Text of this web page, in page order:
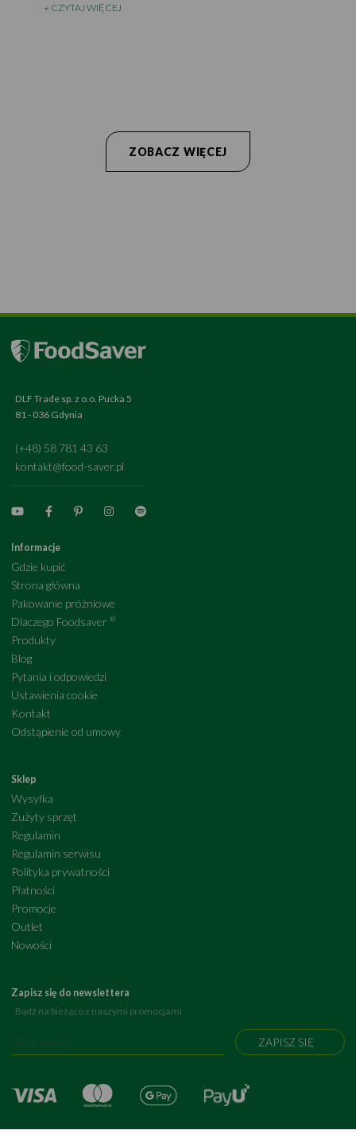
+ CZYTAJ WIĘCEJ
ZOBACZ WIĘCEJ
DLF Trade sp. z o.o. Pucka 5
81 - 036 Gdynia
(+48) 58 781 43 63
kontakt@food-saver.pl
Informacje
Gdzie kupić
Strona główna
Pakowanie próżniowe
Dlaczego Foodsaver ®
Produkty
Blog
Pytania i odpowiedzi
Ustawienia cookie
Kontakt
Odstąpienie od umowy
Sklep
Wysyłka
Zużyty sprzęt
Regulamin
Regulamin serwisu
Polityka prywatności
Płatności
Promocje
Outlet
Nowości
Zapisz się do newslettera
Bądź na bieżąco z naszymi promocjami
ZAPISZ SIĘ